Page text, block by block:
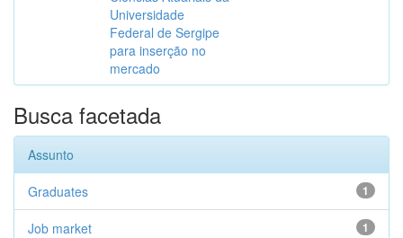
Universidade
Federal de Sergipe
para inserção no
mercado
Busca facetada
Assunto
1
Graduates
1
Job market